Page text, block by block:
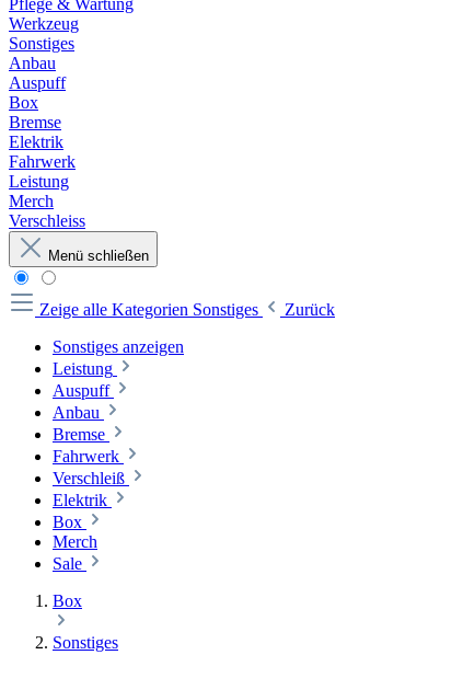
Pflege & Wartung
Werkzeug
Sonstiges
Anbau
Auspuff
Box
Bremse
Elektrik
Fahrwerk
Leistung
Merch
Verschleiss
Menü schließen
Zeige alle Kategorien Sonstiges
Zurück
Sonstiges anzeigen
Leistung
Auspuff
Anbau
Bremse
Fahrwerk
Verschleiß
Elektrik
Box
Merch
Sale
Box
Sonstiges